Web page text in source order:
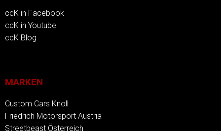
ccK in Facebook
ccK in Youtube
ccK Blog
MARKEN
Custom Cars Knoll
Friedrich Motorsport Austria
Streetbeast Österreich